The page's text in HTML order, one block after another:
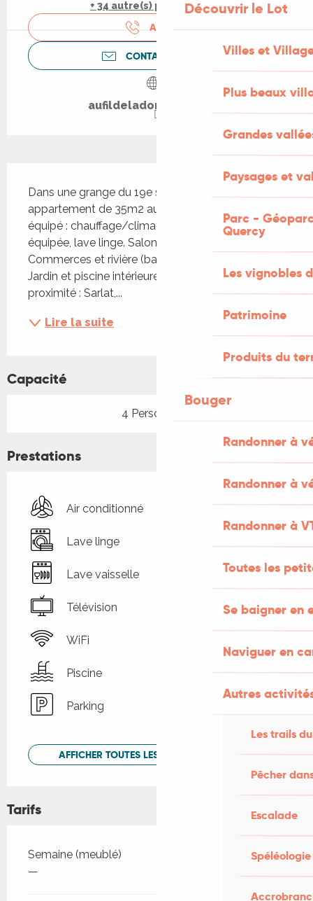
Découvrir le Lot
Villes et
Plus beaux
Grandes
Paysages et
Parc -
Quercy
Les vignobles
Patrimoine
Produits du
Bouger
Randonner à
Randonner à
Randonner à
Toutes les
Se baigner en
Naviguer en
Autres
Les trails
Pêcher
Escalade
Spéléologie
+ 34 autre(s) prestation(s)
APPELER
CONTACTEZ-NOUS
aufildeladordogne.com
Dans une grange du 19e siècle rénovée, cet
appartement de 35m2 au 1er étage est tout
équipé : chauffage/climatisation, WIFI/TV, cuisine
équipée, lave linge. Salon avec canapé-lit.
Commerces et rivière (bases de canoë) à 200m.
Jardin et piscine intérieure chauffée en commun. A
proximité : Sarlat,...
Lire la suite
Capacité
4 Personne(s)
Prestations
Air conditionné
Lave linge
Lave vaisselle
Télévision
WiFi
Piscine
Parking
AFFICHER TOUTES LES PRESTATIONS
Tarifs
Tarifs 2026
Semaine (meublé)
—